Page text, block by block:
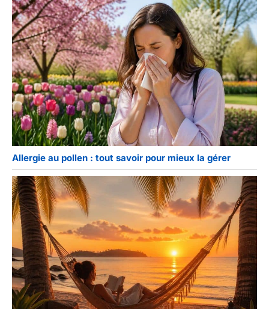
Allergie au pollen : tout savoir pour mieux la gérer